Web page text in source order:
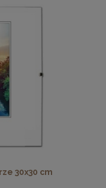
cm plexi
zł
30x30 cm